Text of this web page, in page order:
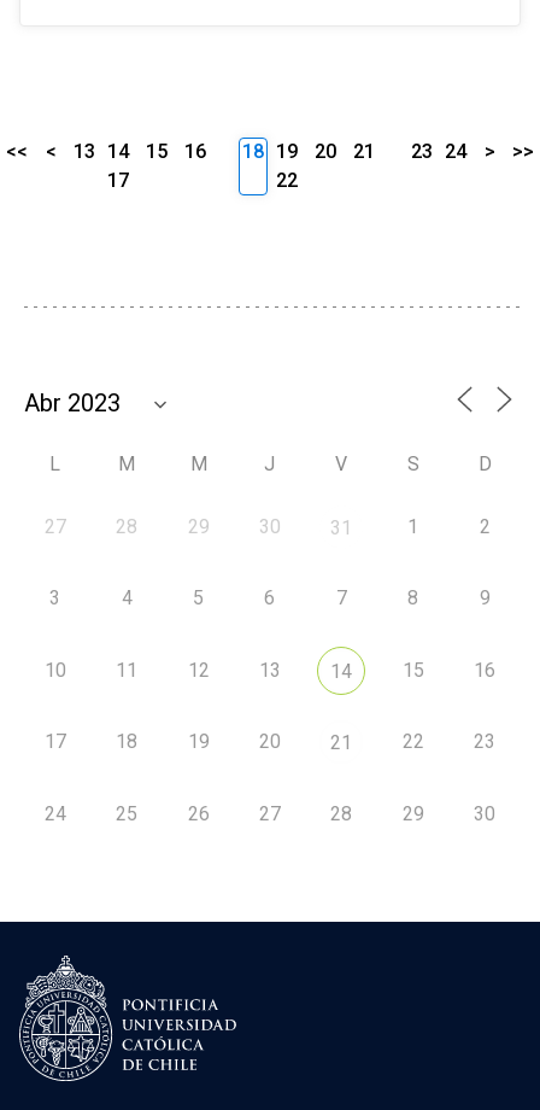
<< < 13 14 15
16
17
18 19 20
21
22
23 24 > >>
L M M J V S D
27 28 29 30 31 1 2
3 4 5 6 7 8 9
10 11 12 13 14 15 16
17 18 19 20 21 22 23
24 25 26 27 28 29 30